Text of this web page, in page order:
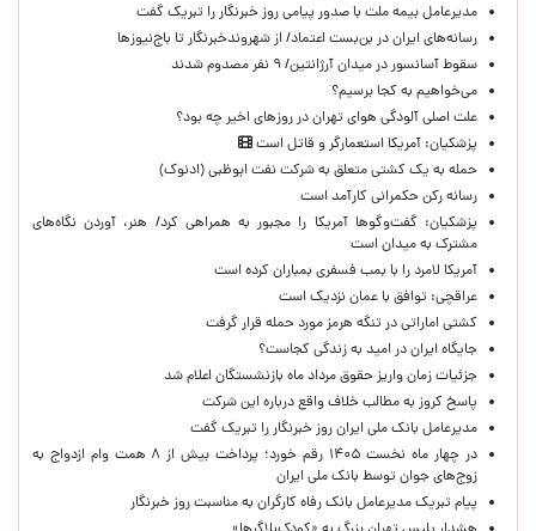
مدیرعامل بیمه ملت با صدور پیامی روز خبرنگار را تبریک گفت
رسانه‌های ایران در بن‌بست اعتماد/ از شهروندخبرنگار تا باج‌نیوزها
سقوط آسانسور در میدان آرژانتین/ ۹ نفر مصدوم شدند
می‌خواهیم به کجا برسیم؟
علت اصلی آلودگی هوای تهران در روزهای اخیر چه بود؟
پزشکیان: آمریکا استعمارگر و قاتل است
حمله به یک کشتی متعلق به شرکت نفت ابوظبی (ادنوک)
رسانه رکن حکمرانی کارآمد است
پزشکیان: گفت‌وگوها آمریکا را مجبور به همراهی کرد/ هنر، آوردن نگاه‌های
مشترک به میدان است
آمریکا لامرد را با بمب فسفری بمباران کرده است
عراقچی: توافق با عمان نزدیک است
کشتی اماراتی در تنگه هرمز مورد حمله قرار گرفت
جایگاه ایران در امید به زندگی کجاست؟
جزئیات زمان واریز حقوق مرداد ماه بازنشستگان اعلام شد
پاسخ کروز به مطالب خلاف واقع درباره این شرکت
مدیرعامل بانک ملی ایران روز خبرنگار را تبریک گفت
در چهار ماه نخست ۱۴۰۵ رقم خورد؛ پرداخت بیش از ۸ همت وام ازدواج به
زوج‌های جوان توسط بانک ملی ایران
پیام تبریک مدیرعامل بانک رفاه کارگران به مناسبت روز خبرنگار